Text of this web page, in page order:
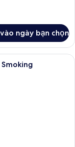
ngày bạn chọn
cao cấp, chăn bông,
Smoking